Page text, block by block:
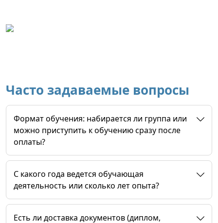
Часто задаваемые вопросы
Формат обучения: набирается ли группа или
можно приступить к обучению сразу после
оплаты?
C какого года ведется обучающая
деятельность или сколько лет опыта?
Есть ли доставка документов (диплом,